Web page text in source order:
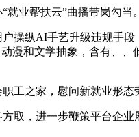
业帮扶云”曲播带岗勾当。
纵AI手艺升级违规手段
和文学抽象，含有、
之家，慰问新就业形态
，进一步鞭策平台企业